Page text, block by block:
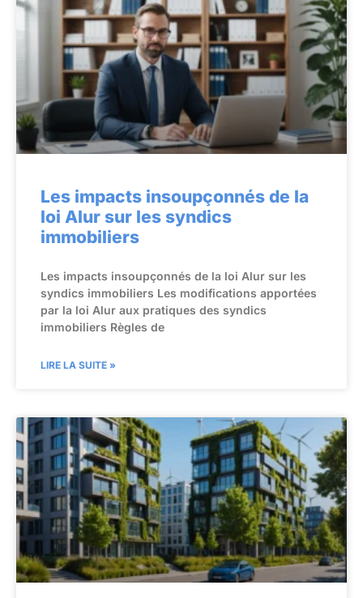
Les impacts insoupçonnés de la
loi Alur sur les syndics
immobiliers
Les impacts insoupçonnés de la loi Alur sur les
syndics immobiliers Les modifications apportées
par la loi Alur aux pratiques des syndics
immobiliers Règles de
LIRE LA SUITE »